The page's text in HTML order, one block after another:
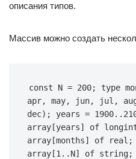
описания типов.
Массив можно создать
const N = 200; type
apr, may, jun, jul,
dec); years =
array[years] of
array[months] of real;
array[1..N] of string;